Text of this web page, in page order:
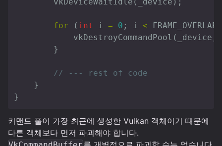
for ( int i = 0 ; i < FRAME_OVERLAP
vkDestroyCommandPool ( _device
}
// --- rest of code
}
}
커맨드 풀이 가장 최근에 생성한 Vulkan 객체이기 때문에
다른 객체보다 먼저 파괴해야 합니다.